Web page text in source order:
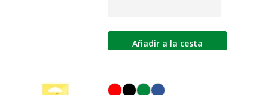
Añadir a la cesta
Rojo